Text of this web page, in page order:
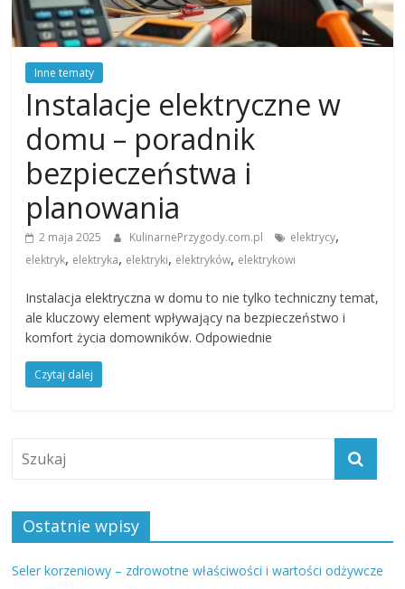
Inne tematy
Instalacje elektryczne w
domu – poradnik
bezpieczeństwa i
planowania
2 maja 2025 KulinarnePrzygody.com.pl elektrycy,
elektryk, elektryka, elektryki, elektryków, elektrykowi
Instalacja elektryczna w domu to nie tylko techniczny temat,
ale kluczowy element wpływający na bezpieczeństwo i
komfort życia domowników. Odpowiednie
Czytaj dalej
Ostatnie wpisy
Seler korzeniowy – zdrowotne właściwości i wartości odżywcze